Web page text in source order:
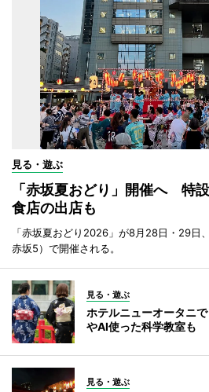
見る・遊ぶ
「赤坂夏おどり」開催へ 特
食店の出店も
「赤坂夏おどり2026」が8月28日・29日
赤坂5）で開催される。
見る・遊ぶ
ホテルニューオータニ
やAI使った科学教室も
見る・遊ぶ